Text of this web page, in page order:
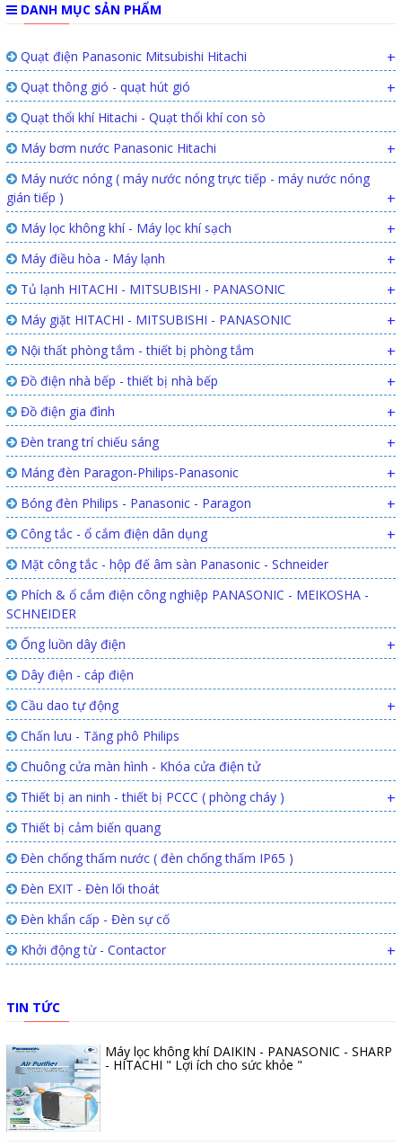
DANH MỤC SẢN PHẨM
Quạt điện Panasonic Mitsubishi Hitachi +
Quạt thông gió - quạt hút gió +
Quạt thổi khí Hitachi - Quạt thổi khí con sò
Máy bơm nước Panasonic Hitachi
+
Máy nước nóng ( máy nước nóng trực tiếp - máy nước nóng
gián tiếp )
+
Máy lọc không khí - Máy lọc khí sạch +
Máy điều hòa - Máy lạnh +
Tủ lạnh HITACHI - MITSUBISHI - PANASONIC +
Máy giặt HITACHI - MITSUBISHI - PANASONIC +
Nội thất phòng tắm - thiết bị phòng tắm +
Đồ điện nhà bếp - thiết bị nhà bếp +
Đồ điện gia đình +
Đèn trang trí chiếu sáng +
Máng đèn Paragon-Philips-Panasonic +
Bóng đèn Philips - Panasonic - Paragon +
Công tắc - ổ cắm điện dân dụng +
Mặt công tắc - hộp đế âm sàn Panasonic - Schneider
Phích & ổ cắm điện công nghiệp PANASONIC - MEIKOSHA -
SCHNEIDER
Ống luồn dây điện
+
Dây điện - cáp điện
Cầu dao tự động
+
Chấn lưu - Tăng phô Philips
Chuông cửa màn hình - Khóa cửa điện tử
Thiết bị an ninh - thiết bị PCCC ( phòng cháy )
+
Thiết bị cảm biến quang
Đèn chống thấm nước ( đèn chống thấm IP65 )
Đèn EXIT - Đèn lối thoát
Đèn khẩn cấp - Đèn sự cố
Khởi động từ - Contactor
+
TIN TỨC
Máy lọc không khí DAIKIN - PANASONIC - SHARP
- HITACHI " Lợi ích cho sức khỏe "